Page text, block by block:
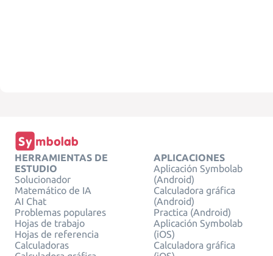
HERRAMIENTAS DE
ESTUDIO
Solucionador
Matemático de IA
AI Chat
Problemas populares
Hojas de trabajo
Hojas de referencia
Calculadoras
APLICACIONES
Aplicación Symbolab
(Android)
Calculadora gráfica
(Android)
Practica (Android)
Aplicación Symbolab
(iOS)
Calculadora gráfica